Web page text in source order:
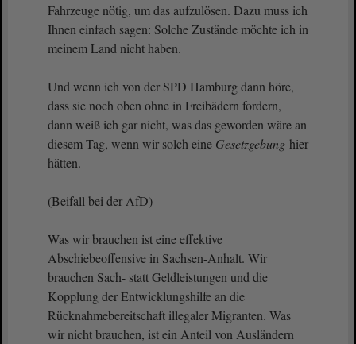
Fahrzeuge nötig, um das aufzulösen. Dazu muss ich
Ihnen einfach sagen: Solche Zustände möchte ich in
meinem Land nicht haben.
Und wenn ich von der SPD Hamburg dann höre,
dass sie noch oben ohne in Freibädern fordern,
dann weiß ich gar nicht, was das geworden wäre an
diesem Tag, wenn wir solch eine Gesetzgebung hier
hätten.
(Beifall bei der AfD)
Was wir brauchen ist eine effektive
Abschiebeoffensive in Sachsen-Anhalt. Wir
brauchen Sach- statt Geldleistungen und die
Kopplung der Entwicklungshilfe an die
Rücknahmebereitschaft illegaler Migranten. Was
wir nicht brauchen, ist ein Anteil von Ausländern